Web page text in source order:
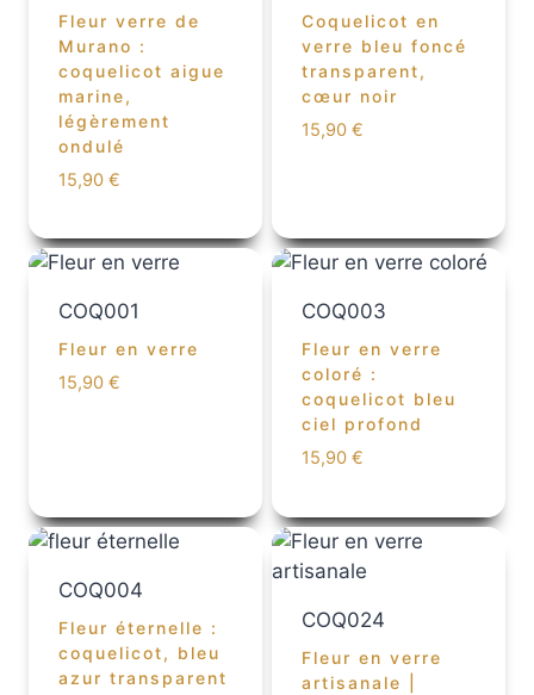
Fleur verre de
Murano :
coquelicot aigue
marine,
légèrement
ondulé
15,90 €
Coquelicot en
verre bleu foncé
transparent,
cœur noir
15,90 €
COQ001
Fleur en verre
15,90 €
COQ003
Fleur en verre
coloré :
coquelicot bleu
ciel profond
15,90 €
COQ004
Fleur éternelle :
coquelicot, bleu
azur transparent
COQ024
Fleur en verre
artisanale |